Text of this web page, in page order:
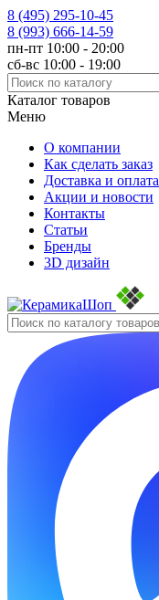
8 (495) 295-10-45
8 (993) 666-14-59
пн-пт 10:00 - 20:00
сб-вс 10:00 - 19:00
Каталог товаров
Меню
О компании
Как сделать заказ
Доставка и оплата
Акции и новости
Контакты
Статьи
Бренды
3D дизайн